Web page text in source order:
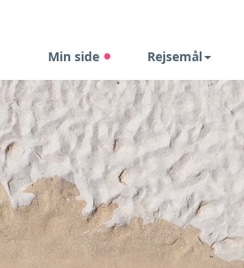
Min side Rejsemål